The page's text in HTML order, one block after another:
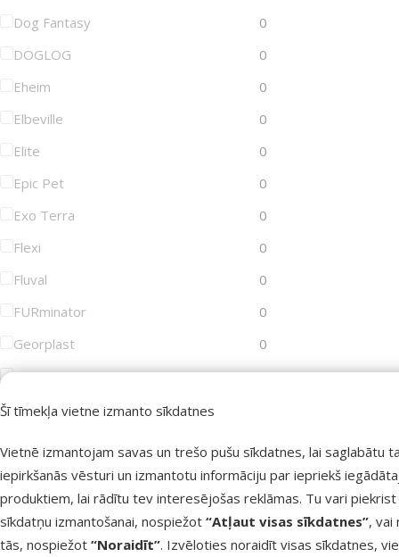
Šī tīmekļa vietne izmanto sīkdatnes
Vietnē izmantojam savas un trešo pušu sīkdatnes, lai saglabātu
iepirkšanās vēsturi un izmantotu informāciju par iepriekš
produktiem, lai rādītu tev interesējošas reklāmas. Tu vari piekrist
sīkdatņu izmantošanai, nospiežot “Atļaut visas sīkdatnes”, vai
tās, nospiežot “Noraidīt”. Izvēloties noraidīt visas sīkdatnes,
Dog Fantasy
0
DOGLOG
0
Eheim
0
Elbeville
0
Elite
0
Epic Pet
0
Exo Terra
0
Flexi
0
Fluval
0
FURminator
0
Georplast
0
GimDog
0
Groom Professional
Juwel
0
KAY
0
KONG
0